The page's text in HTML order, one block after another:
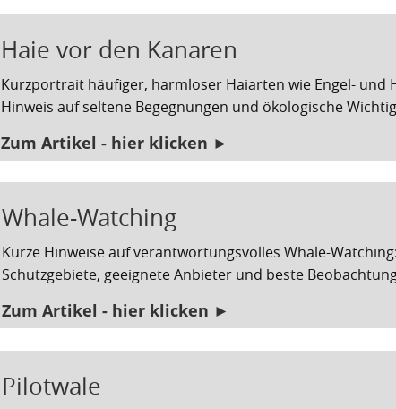
Haie vor den Kanaren
Kurzportrait häufiger, harmloser Haiarten wie Engel- und
Hinweis auf seltene Begegnungen und ökologische
Zum Artikel - hier klicken ►
Whale-Watching
Kurze Hinweise auf verantwortungsvolles Whale-
Schutzgebiete, geeignete Anbieter und beste
Zum Artikel - hier klicken ►
Pilotwale